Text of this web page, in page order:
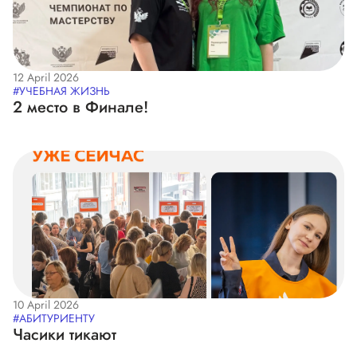
12 April 2026
#УЧЕБНАЯ ЖИЗНЬ
2 место в Финале!
10 April 2026
#АБИТУРИЕНТУ
Часики тикают